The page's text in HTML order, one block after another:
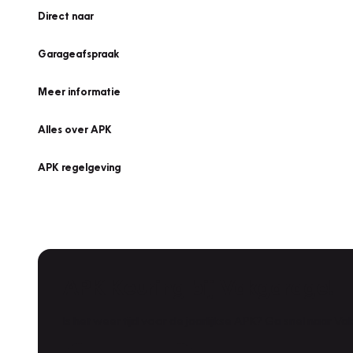
Direct naar
Garageafspraak
Meer informatie
Alles over APK
APK regelgeving